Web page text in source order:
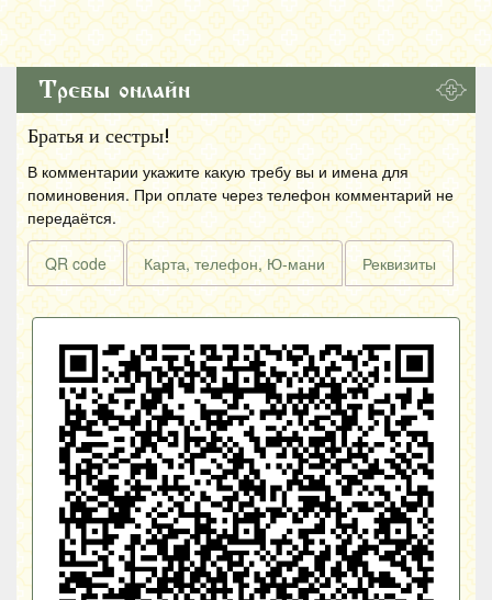
Требы онлайн
Братья и сестры!
В комментарии укажите какую требу вы и имена для
поминовения. При оплате через телефон комментарий не
передаётся.
QR code Карта, телефон, Ю-мани Реквизиты